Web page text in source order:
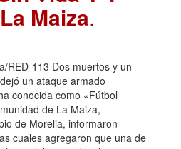
Maiza.
RED-113 Dos muertos y un
un ataque armado
conocida como «Fútbol
de La Maiza,
de Morelia, informaron
cuales agregaron que una de